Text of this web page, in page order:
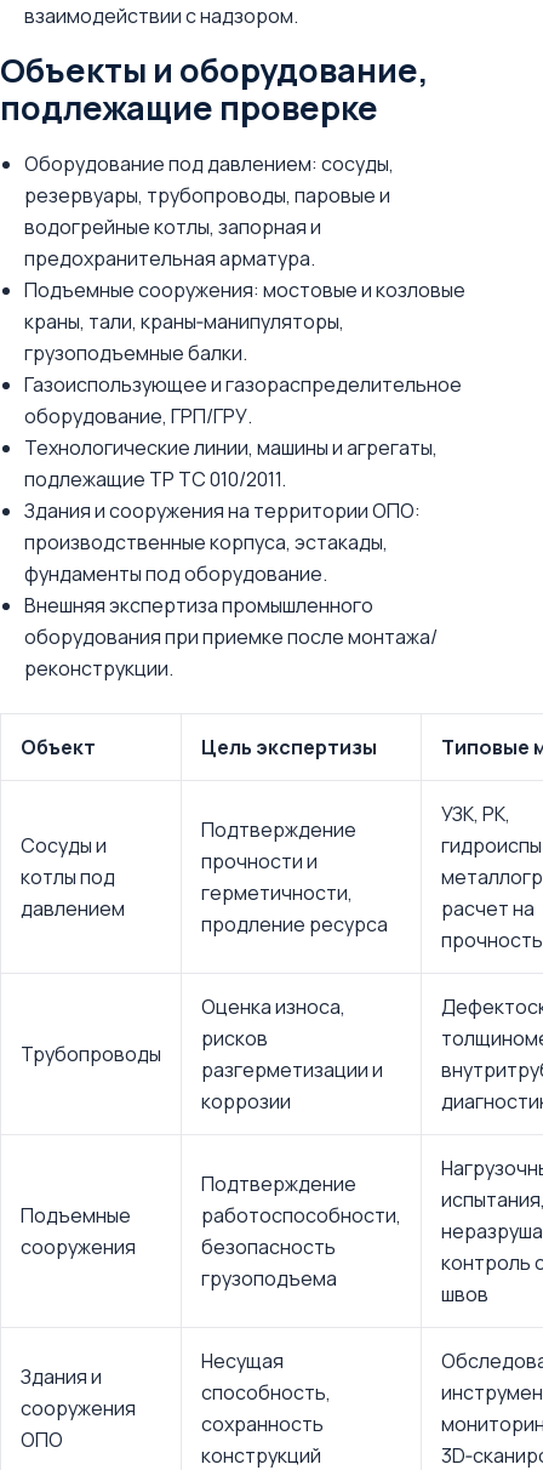
взаимодействии с надзором.
Объекты и оборудование,
подлежащие проверке
Оборудование под давлением: сосуды,
резервуары, трубопроводы, паровые и
водогрейные котлы, запорная и
предохранительная арматура.
Подъемные сооружения: мостовые и козловые
краны, тали, краны‑манипуляторы,
грузоподъемные балки.
Газоиспользующее и газораспределительное
оборудование, ГРП/ГРУ.
Технологические линии, машины и агрегаты,
подлежащие ТР ТС 010/2011.
Здания и сооружения на территории ОПО:
производственные корпуса, эстакады,
фундаменты под оборудование.
Внешняя экспертиза промышленного
оборудования при приемке после монтажа/
реконструкции.
Объект Цель экспертизы Типовые
Сосуды и
котлы под
давлением
Подтверждение
прочности и
герметичности,
продление ресурса
УЗК, РК,
расчет на
прочность
Трубопроводы
Оценка износа,
рисков
разгерметизации и
коррозии
Подъемные
сооружения
Подтверждение
работоспособности,
безопасность
грузоподъема
контроль
швов
Здания и
сооружения
ОПО
Несущая
способность,
сохранность
конструкций